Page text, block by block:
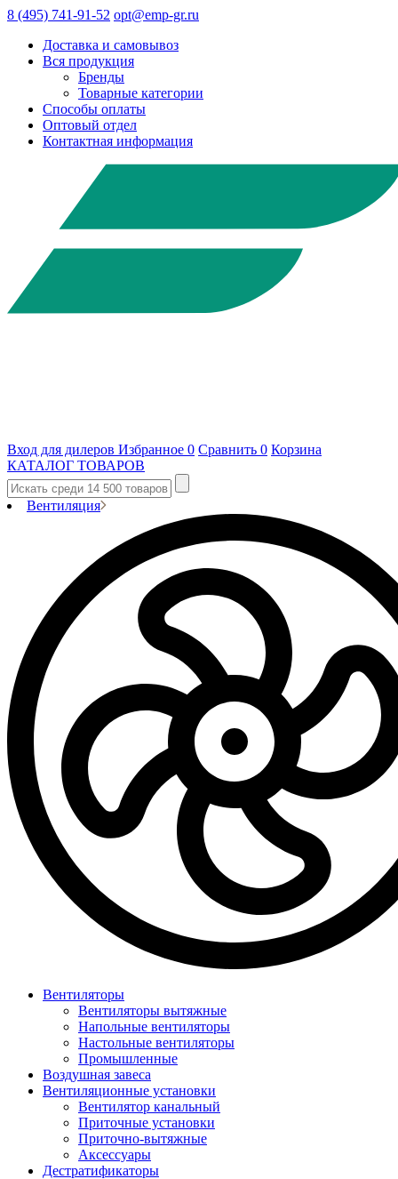
8 (495) 741-91-52 opt@emp-gr.ru
Доставка и самовывоз
Вся продукция
Бренды
Товарные категории
Способы оплаты
Оптовый отдел
Контактная информация
Вход для дилеров Избранное 0 Сравнить 0 Корзина
КАТАЛОГ ТОВАРОВ
Вентиляция
Вентиляторы
Вентиляторы вытяжные
Напольные вентиляторы
Настольные вентиляторы
Промышленные
Воздушная завеса
Вентиляционные установки
Вентилятор канальный
Приточные установки
Приточно-вытяжные
Аксессуары
Дестратификаторы